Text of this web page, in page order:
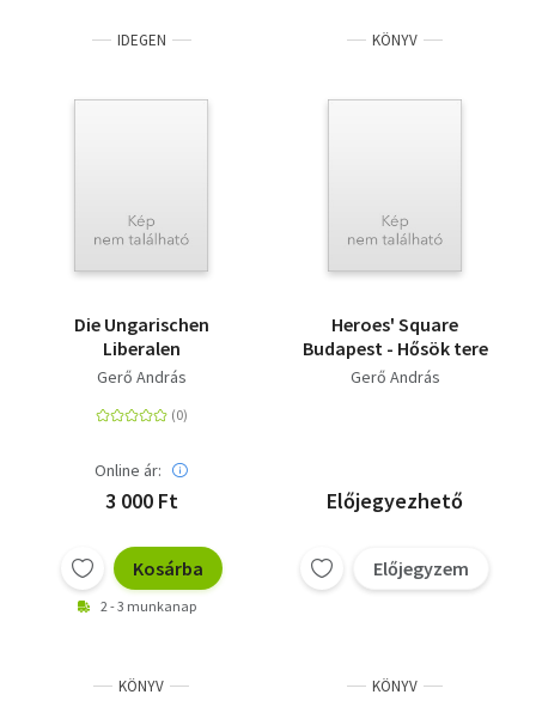
IDEGEN
Die Ungarischen
Liberalen
Gerő András
Online ár:
3 000 Ft
Kosárba
2 - 3 munkanap
KÖNYV
Heroes' Square
Budapest - Hősök tere
Gerő András
Előjegyezhető
Előjegyzem
KÖNYV KÖNYV